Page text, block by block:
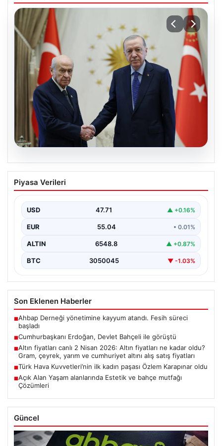
06.08.2026
Cumhurbaşkanı Erdoğan, Devlet
Bahçeli ile görüştü
Piyasa Verileri
USD 47.71 ▲ +0.16%
EUR 55.04 • 0.01%
ALTIN 6548.8 ▲ +0.87%
BTC 3050045 ▼ -1.03%
Son Eklenen Haberler
■Ahbap Derneği yönetimine kayyum atandı. Fesih süreci
başladı
■Cumhurbaşkanı Erdoğan, Devlet Bahçeli ile görüştü
■Altın fiyatları canlı 2 Nisan 2026: Altın fiyatları ne kadar oldu?
Gram, çeyrek, yarım ve cumhuriyet altını alış satış fiyatları
■Türk Hava Kuvvetleri’nin ilk kadın paşası Özlem Karapınar oldu
■Açık Alan Yaşam alanlarında Estetik ve bahçe mutfağı
Çözümleri
Güncel